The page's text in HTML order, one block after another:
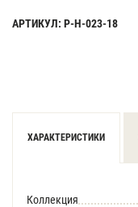
АРТИКУЛ: Р-Н-023-18
ХАРАКТЕРИСТИКИ
Коллекция